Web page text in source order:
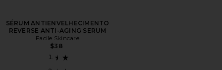
SÉRUM ANTIENVELHECIMENTO
REVERSE ANTI-AGING SERUM
Facile Skincare
$38